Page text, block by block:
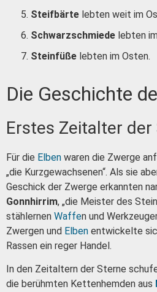
Steifbärte lebten weit im
Schwarzschmiede lebten
Steinfüße lebten im Osten.
Die Geschichte
Erstes Zeitalter der
Für die Elben waren die Zwerge
„die Kurzgewachsenen“. Als sie
Geschick der Zwerge erkannten
Gonnhirrim, „die Meister des
stählernen Waffen und
Zwergen und Elben entwickelte
Rassen ein reger Handel.
In den Zeitaltern der Sterne
die berühmten Kettenhemden aus